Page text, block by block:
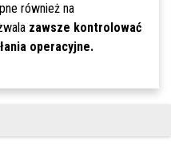
również na
zawsze kontrolować
operacyjne.